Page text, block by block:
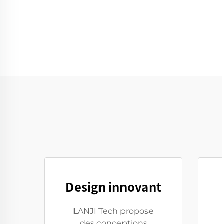
Design innovant
LANJI Tech propose